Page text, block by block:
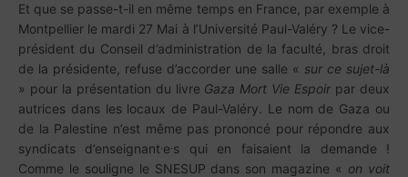
Et que se passe-t-il en même temps en France, par exemple à
Montpellier le mardi 27 Mai à l’Université Paul-Valéry ? Le vice-
président du Conseil d’administration de la faculté, bras droit
de la présidente, refuse d’accorder une salle « sur ce sujet-là
» pour la présentation du livre Gaza Mort Vie Espoir par deux
autrices dans les locaux de Paul-Valéry. Le nom de Gaza ou
de la Palestine n’est même pas prononcé pour répondre aux
syndicats d’enseignant.e.s qui en faisaient la demande !
Comme le souligne le SNESUP dans son magazine « on voit